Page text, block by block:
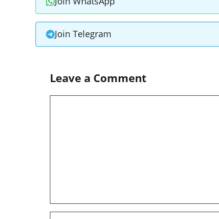
Join Telegram
Leave a Comment